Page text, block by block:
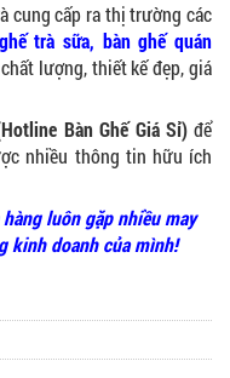
cung cấp ra thị trường các
trà sữa, bàn ghế quán
lượng, thiết kế đẹp, giá
Bàn Ghế Giá Sỉ) để
nhiều thông tin hữu ích
luôn gặp nhiều may
kinh doanh của mình!
GIÁ RẺ - MÃ SỐ: BCF01